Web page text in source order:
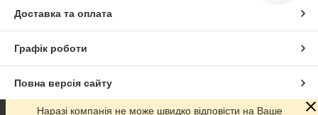
Доставка та оплата
Графік роботи
Повна версія сайту
Наразі компанія не може швидко відповісти на Ваше